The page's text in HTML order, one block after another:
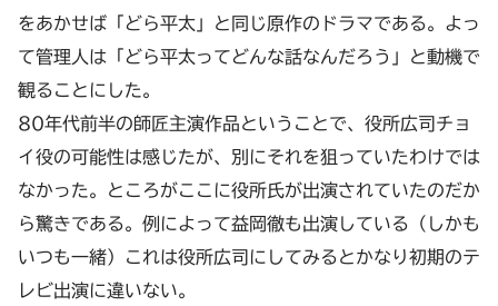
をあかせば「どら平太」と同じ原作のドラマである。よっ
て管理人は「どら平太ってどんな話なんだろう」と動機で
観ることにした。
80年代前半の師匠主演作品ということで、役所広司チョ
イ役の可能性は感じたが、別にそれを狙っていたわけでは
なかった。ところがここに役所氏が出演されていたのだか
ら驚きである。例によって益岡徹も出演している（しかも
いつも一緒）これは役所広司にしてみるとかなり初期のテ
レビ出演に違いない。